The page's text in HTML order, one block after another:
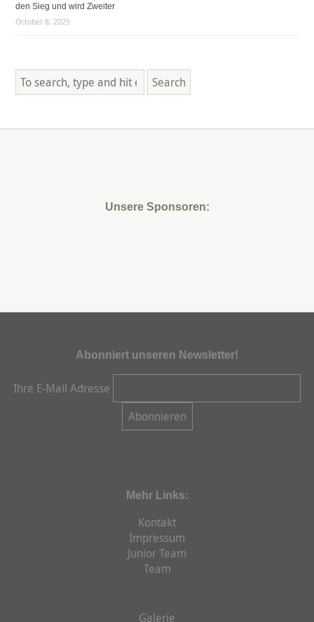
den Sieg und wird Zweiter
October 8, 2025
Search
Unsere Sponsoren:
Abonniert unseren Newsletter!
Ihre E-Mail Adresse
Mehr Links:
Kontakt
Impressum
Junior Team
Team
Galerie